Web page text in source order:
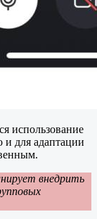
использование
и для адаптации
внедрить